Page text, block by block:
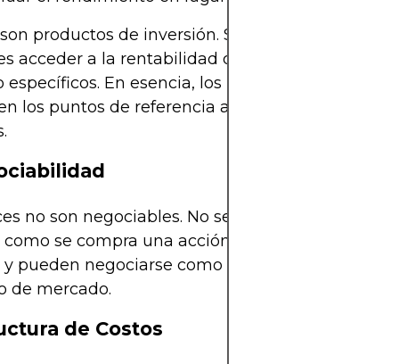
productos de inversión. Su objetivo es
acceder a la rentabilidad de índices o temas de
específicos. En esencia, los ETF son los
los puntos de referencia abstractos en
no son negociables. No se puede comprar un
como se compra una acción. En cambio, los ETF
y pueden negociarse como acciones ordinarias
de mercado.
de Costos